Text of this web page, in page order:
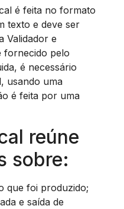
é feita no formato
texto e deve ser
Validador e
fornecido pelo
é necessário
usando uma
é feita por uma
reúne
sobre:
que foi produzido;
e saída de